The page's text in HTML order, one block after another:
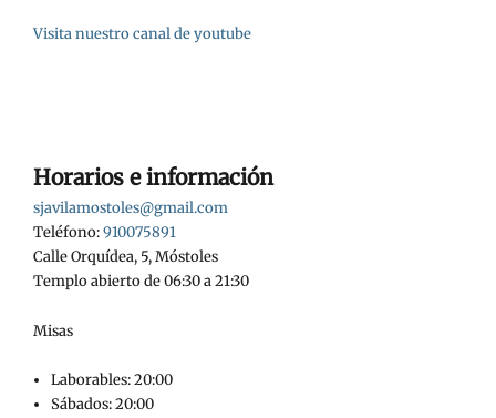
Visita nuestro canal de youtube
Horarios e información
sjavilamostoles@gmail.com
Teléfono:910075891
Calle Orquídea, 5, Móstoles
Templo abierto de 06:30 a 21:30
Misas
Laborables: 20:00
Sábados: 20:00